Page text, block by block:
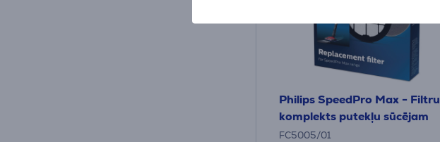
Philips SpeedPro Max - Filtru
komplekts putekļu sūcējam
FC5005/01